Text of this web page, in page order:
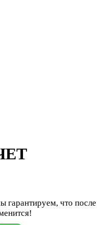
гарантируем, что после